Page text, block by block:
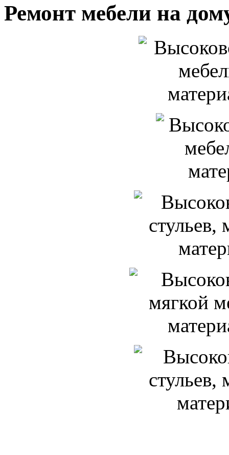
Ремонт мебели на